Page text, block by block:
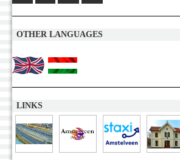
OTHER LANGUAGES
LINKS